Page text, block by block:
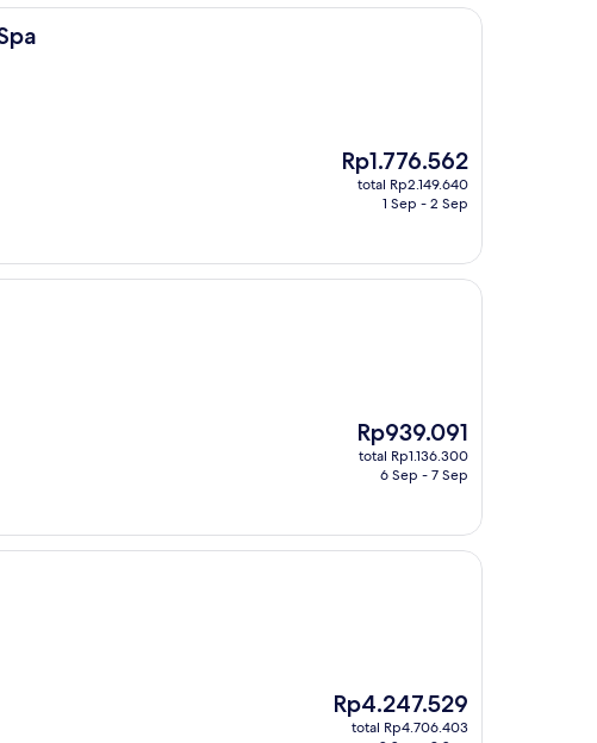
Harga
sekarang
Rp1.776.562
Rp1.776.562
total Rp2.149.640
1 Sep - 2 Sep
Harga
sekarang
Rp939.091
Rp939.091
total Rp1.136.300
6 Sep - 7 Sep
Harga
sekarang
Rp4.247.529
total Rp4.706.403